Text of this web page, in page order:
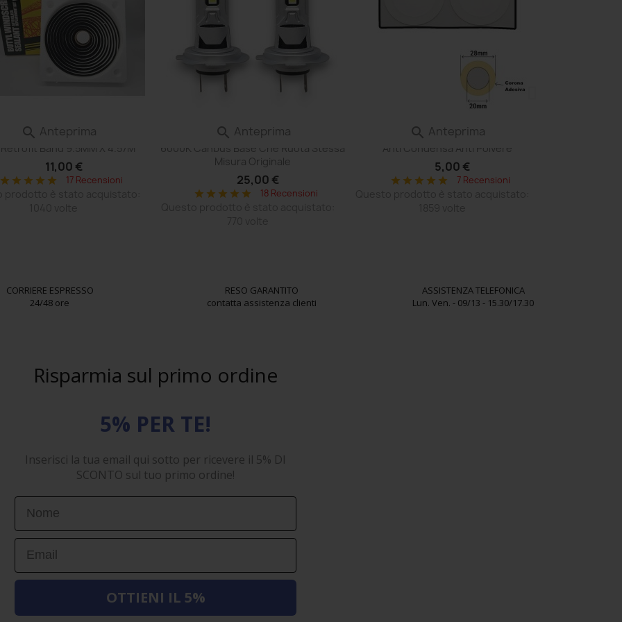
 Anteprima
FARO SILICONE Colla Auto
Retrofit Band 9.5MM X 4.57M
11,00 €
star star star star star 17 Recensioni
 Anteprima
Lampade Led H7 Rotativo VENTOLA
6000K Canbus Base Che Ruota Stessa
Misura Originale
25,00 €
star star star star star 18 Recensioni
 Anteprima
Film Aerazione Faro Valvola Membrana
Anti Condensa Anti Polvere
5,00 €
star star star star star 7 Recensioni
CORRIERE ESPRESSO
24/48 ore
RESO GARANTITO
contatta assistenza clienti
ASSISTENZA TELEFONICA
Lun. Ven. - 09/13 - 15.30/17.30
Risparmia sul primo ordine
5% PER TE!
Inserisci la tua email qui sotto per ricevere il 5% DI
SCONTO sul tuo primo ordine!
First Name
Email
OTTIENI IL 5%